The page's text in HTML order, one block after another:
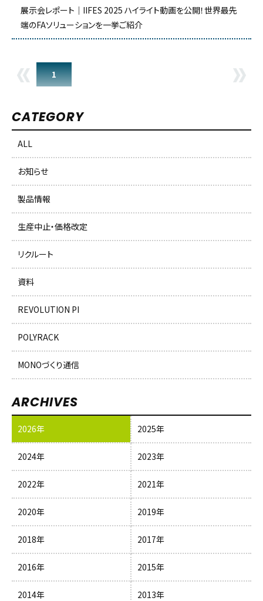
展示会レポート｜IIFES 2025 ハイライト動画を公開！世界最先
端のFAソリューションを一挙ご紹介
PREV
1
CATEGORY
ALL
お知らせ
製品情報
生産中止・価格改定
リクルート
資料
REVOLUTION PI
POLYRACK
MONOづくり通信
ARCHIVES
2026年 2025年
2024年 2023年
2022年 2021年
2020年 2019年
2018年 2017年
2016年 2015年
2014年 2013年